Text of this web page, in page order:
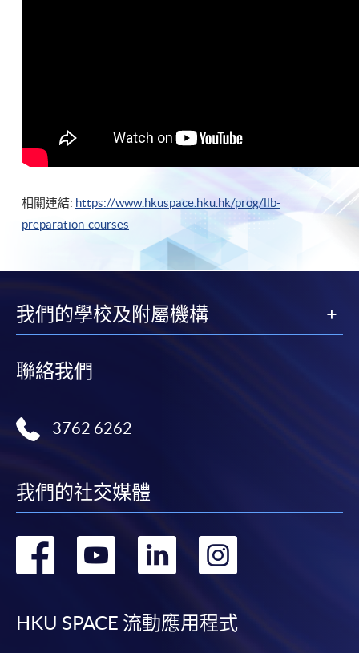
相關連結: https://www.hkuspace.hku.hk/prog/llb-
preparation-courses
我們的學校及附屬機構
聯絡我們
3762 6262
我們的社交媒體
轉
facebook
轉
youtube
轉
linkedin
轉
HKU SPACE 流動應用程式